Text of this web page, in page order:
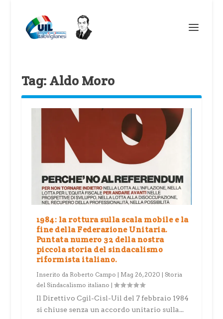
Tag:Aldo Moro
1984: la rottura sulla scala mobile e la
fine della Federazione Unitaria.
Puntata numero 32 della nostra
piccola storia del sindacalismo
riformista italiano.
Inserito da Roberto Campo | Mag 26, 2020 | Storia
del Sindacalismo italiano |
Il Direttivo Cgil-Cisl-Uil del 7 febbraio 1984
si chiuse senza un accordo unitario sulla...